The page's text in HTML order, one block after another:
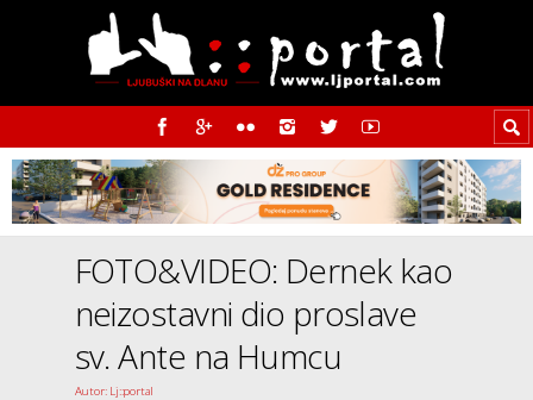
FOTO&VIDEO: Dernek kao
neizostavni dio proslave
sv. Ante na Humcu
Autor: Lj::portal